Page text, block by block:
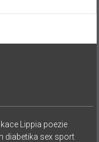
Lippia poezie
diabetika sex sport